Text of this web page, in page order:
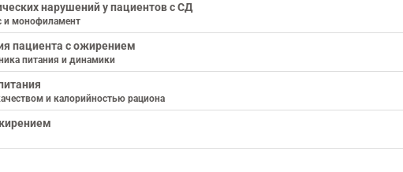
нарушений у пациентов с СД
и монофиламент
пациента с ожирением
питания и динамики
и калорийностью рациона